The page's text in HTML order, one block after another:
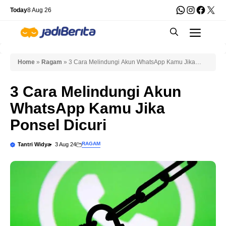
Skip
content
Today8 Aug 26 WhatsApp
X
Home » Ragam » 3 Cara Melindungi Akun WhatsApp Kamu Jika
3 Cara Melindungi Akun
WhatsApp Kamu Jika
Ponsel Dicuri
Tantri Widya 3 Aug 24 RAGAM